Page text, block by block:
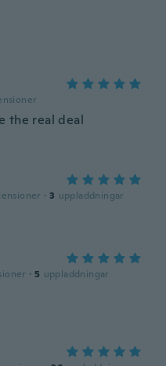
the real deal
· 3 uppladdningar
· 5 uppladdningar